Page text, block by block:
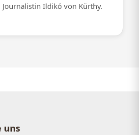
Ildikó von Kürthy.
uns